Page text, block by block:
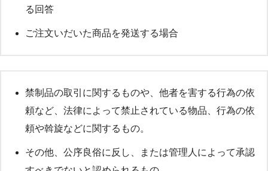
る回答
ご注文いだいた商品を発送する場合
禁制品の取引に関するものや、他者を害する行為の依
頼など、法律によって禁止されている物品、行為の依
頼や斡旋などに関するもの。
その他、公序良俗に反し、または管理人によって承認